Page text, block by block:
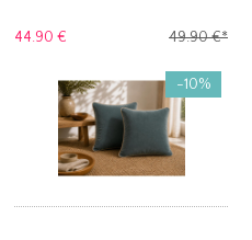
49.90 €*
44.90 €
-10%